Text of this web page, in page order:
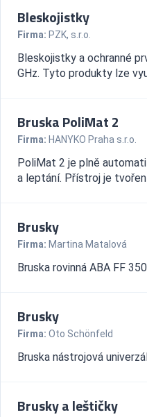
Bleskojistky
Firma: PZK, s.r.o.
Bleskojistky a ochranné
GHz. Tyto produkty lze
Bruska PoliMat 2
Firma: HANYKO Praha s.r.o.
PoliMat 2 je plně
a leptání. Přístroj je tvořen
Brusky
Firma: Martina Matalová
Bruska rovinná ABA FF
Brusky
Firma: Oto Schönfeld
Bruska nástrojová
Brusky a leštičky